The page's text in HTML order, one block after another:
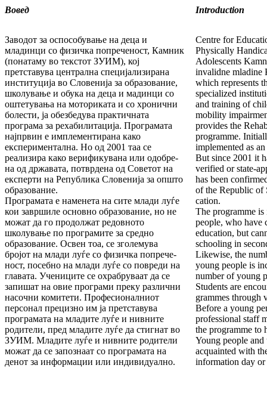
Вовед Introduction
Заводот за оспособување на деца и
младинци со фи­зичка попреченост, Камник
(понатаму во текстот ЗУИМ), кој
претставува централна спе­ци­јализирана
институција во Словенија за обра­зо­вание,
школување и обука на деца и мадинци со
оштетувања на моториката и со хронични
бо­лес­ти, ја обезбедува практичната
програма за рехабилитација. Програмата
најпрвин е импле­мен­тирана како
експериментална. Но од 2001 таа се
реализира како верификувана или одо­бре­
на од државата, потврдена од Советот на
екс­перти на Република Словенија за општо
об­ра­зование.
Програмата е наменета на сите млади луѓе
кои за­вршиле основно образование, но не
можат да го продолжат редовното
школување по про­гра­ми­те за средно
образование. Освен тоа, се зго­ле­мува
бројот на млади луѓе со физичка по­пре­че­
ност, посебно на млади луѓе со повреди на
главата. Учениците се охрабруваат да се
запи­шат на овие програми преку различни
насочни ко­митети. Професионалниот
персонал прециз­но им ја претставува
програмата на младите лу­ѓе и нивните
родители, пред младите луѓе да стиг­нат во
ЗУИМ. Младите луѓе и нивните ро­дители
можат да се запознаат со програмата на
денот за информации или индивидуално.
Centre for
Physi­cally
Adolescents
invalidne mlad­ine
which represents
specialized
and training of
mobility
provides the
programme.
implemented as
But since 2001 it
verified or state-
has been
of the Republic
cation.
The programme
peo­ple, who have
edu­cation, but
schooling in
Likewise, the
young people is
number of young
Students are
grammes through
Be­fore a young
profes­sional staff
the pro­gramme to
Young peo­ple and
acquainted with
information day